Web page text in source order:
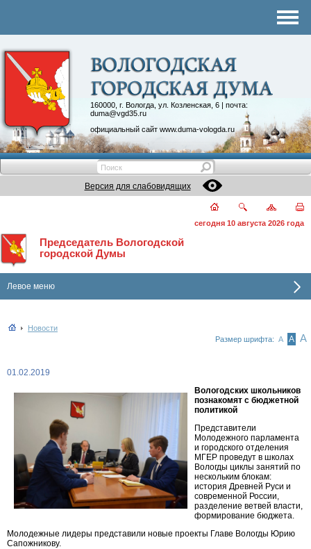
160000, г. Вологда, ул. Козленская, 6 | почта:
duma@vgd35.ru
официальный сайт www.duma-vologda.ru
Контакты
Депутатские объединения
Версия для слабовидящих
сегодня 10 августа 2026 года
Председатель Вологодской
городской Думы
Левое меню
Новости
Размер шрифта: А А А
01.02.2019
Вологодских школьников
познакомят с бюджетной
политикой
Представители
Молодежного парламента
и городского отделения
МГЕР проведут в школах
Вологды циклы занятий по
нескольким блокам:
история Древней Руси и
современной России,
разделение ветвей власти,
формирование бюджета.
Молодежные лидеры представили новые проекты Главе Вологды Юрию
Сапожникову.